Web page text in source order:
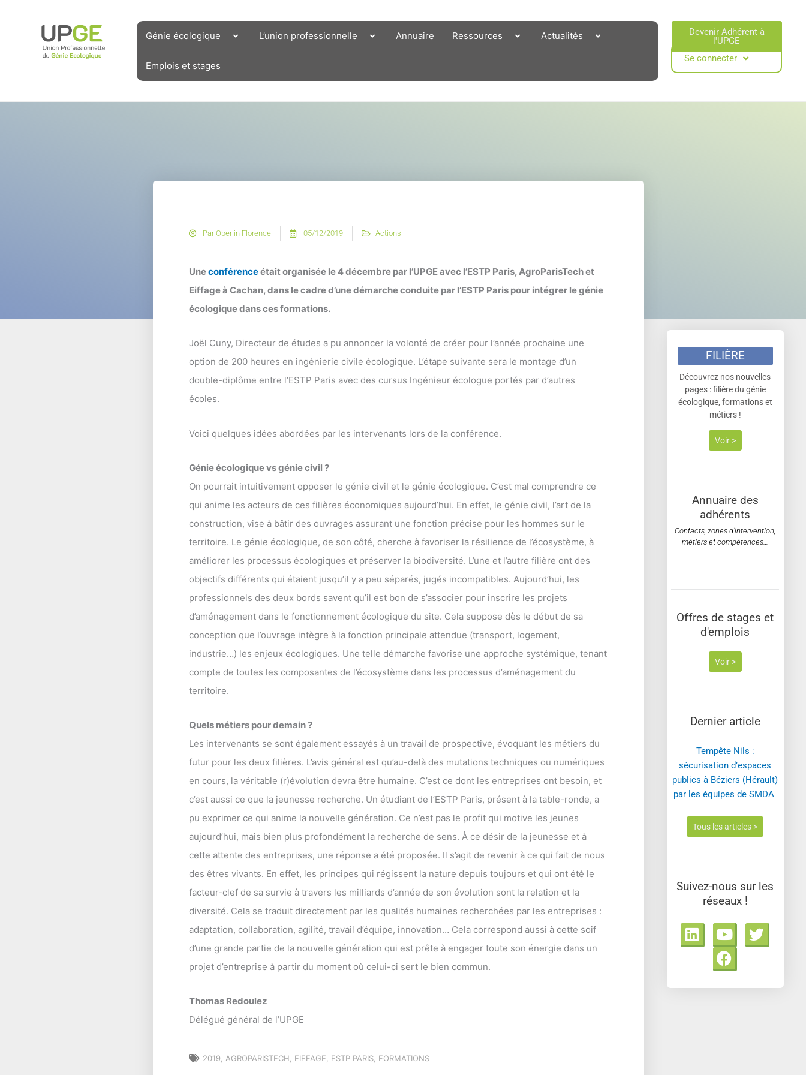
Génie écologique L’union professionnelle Annuaire Ressources Actualités
Emplois et stages
Devenir Adhérent à
l'UPGE​
Se connecter
ParOberlin Florence 05/12/2019 Actions
Uneconférenceétait organisée le 4 décembre par l’UPGE avec l’ESTP Paris, AgroParisTech et
Eiffage à Cachan, dans le cadre d’une démarche conduite par l’ESTP Paris pour intégrer le génie
écologique dans ces formations.
Joël Cuny, Directeur de études a pu annoncer la volonté de créer pour l’année prochaine une
option de 200 heures en ingénierie civile écologique. L’étape suivante sera le montage d’un
double-diplôme entre l’ESTP Paris avec des cursus Ingénieur écologue portés par d’autres
écoles.
Voici quelques idées abordées par les intervenants lors de la conférence.
Génie écologique vs génie civil ?
On pourrait intuitivement opposer le génie civil et le génie écologique. C’est mal comprendre ce
qui anime les acteurs de ces filières économiques aujourd’hui. En effet, le génie civil, l’art de la
construction, vise à bâtir des ouvrages assurant une fonction précise pour les hommes sur le
territoire. Le génie écologique, de son côté, cherche à favoriser la résilience de l’écosystème, à
améliorer les processus écologiques et préserver la biodiversité. L’une et l’autre filière ont des
objectifs différents qui étaient jusqu’il y a peu séparés, jugés incompatibles. Aujourd’hui, les
professionnels des deux bords savent qu’il est bon de s’associer pour inscrire les projets
d’aménagement dans le fonctionnement écologique du site. Cela suppose dès le début de sa
conception que l’ouvrage intègre à la fonction principale attendue (transport, logement,
industrie…) les enjeux écologiques. Une telle démarche favorise une approche systémique, tenant
compte de toutes les composantes de l’écosystème dans les processus d’aménagement du
territoire.
Quels métiers pour demain ?
Les intervenants se sont également essayés à un travail de prospective, évoquant les métiers du
futur pour les deux filières. L’avis général est qu’au-delà des mutations techniques ou numériques
en cours, la véritable (r)évolution devra être humaine. C’est ce dont les entreprises ont besoin, et
c’est aussi ce que la jeunesse recherche. Un étudiant de l’ESTP Paris, présent à la table-ronde, a
pu exprimer ce qui anime la nouvelle génération. Ce n’est pas le profit qui motive les jeunes
aujourd’hui, mais bien plus profondément la recherche de sens. À ce désir de la jeunesse et à
cette attente des entreprises, une réponse a été proposée. Il s’agit de revenir à ce qui fait de nous
des êtres vivants. En effet, les principes qui régissent la nature depuis toujours et qui ont été le
facteur-clef de sa survie à travers les milliards d’année de son évolution sont la relation et la
diversité. Cela se traduit directement par les qualités humaines recherchées par les entreprises :
adaptation, collaboration, agilité, travail d’équipe, innovation… Cela correspond aussi à cette soif
d’une grande partie de la nouvelle génération qui est prête à engager toute son énergie dans un
projet d’entreprise à partir du moment où celui-ci sert le bien commun.
Thomas Redoulez
Délégué général de l’UPGE
2019 AGROPARISTECH EIFFAGE ESTP PARIS FORMATIONS
FILIÈRE
Découvrez nos nouvelles
pages : filière du génie
écologique, formations et
métiers !
Voir >
Annuaire des
adhérents
Contacts, zones d’intervention,
métiers et compétences…
Offres de stages et
d'emplois
Voir >
Dernier article
Tempête Nils :
sécurisation d’espaces
publics à Béziers (Hérault)
par les équipes de SMDA ​
Tous les articles >
Suivez-nous sur les
réseaux !
L
i
e
Y
o
u
t
u
T
w
t
F
a
c
e
b